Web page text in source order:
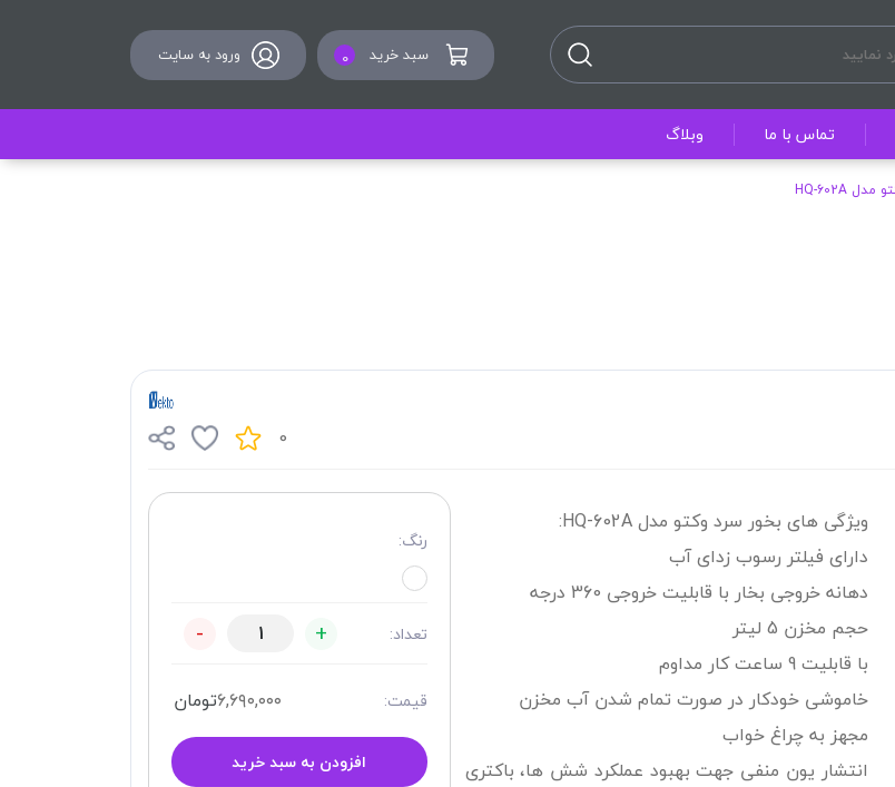
سبد خرید 0 ورود به سایت
تماس با ما وبلاگ
0
ویژگی های بخور سرد وکتو مدل HQ-602A:
دارای فیلتر رسوب زدای آب
د‌هانه خروجی بخار با قابلیت خروجی 360 د‌رجه
حجم مخزن 5 لیتر
با قابلیت 9 ساعت کار مداوم
خاموشی خودکار در صورت تمام شدن آب مخزن
مجهز به چراغ خواب
انتشار یون منفی جهت بهبود عملکرد شش ها، باکتری
رنگ:
تعداد: +
-
قیمت: ۶,۶۹۰,۰۰۰تومان
افزودن به سبد خرید